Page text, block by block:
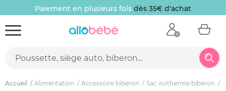
Paiement en plusieurs fois dès 35€ d'achat
Accueil Alimentation Accessoire biberon Sac isotherme biberon